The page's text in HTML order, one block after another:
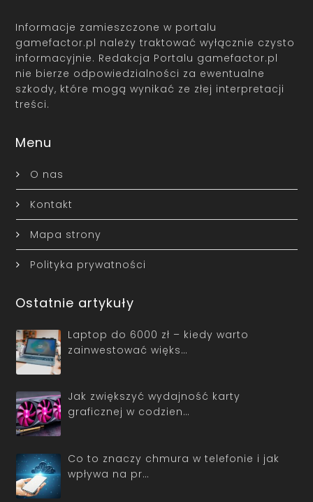
Informacje zamieszczone w portalu
gamefactor.pl należy traktować wyłącznie czysto
informacyjnie. Redakcja Portalu gamefactor.pl
nie bierze odpowiedzialności za ewentualne
szkody, które mogą wynikać ze złej interpretacji
treści.
Menu
O nas
Kontakt
Mapa strony
Polityka prywatności
Ostatnie artykuły
Laptop do 6000 zł – kiedy warto
zainwestować więks…
Jak zwiększyć wydajność karty
graficznej w codzien…
Co to znaczy chmura w telefonie i jak
wpływa na pr…